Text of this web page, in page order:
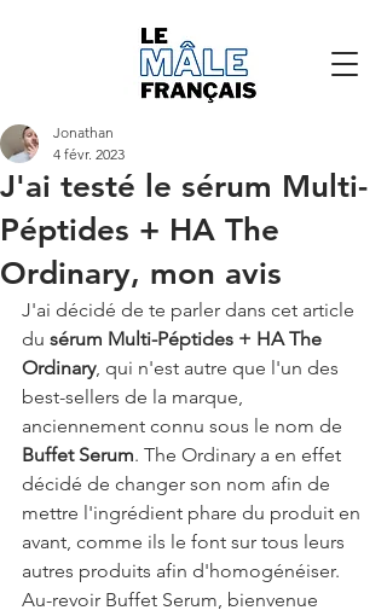
J'ai testé le sérum Multi-
Péptides + HA The
Ordinary, mon avis
Jonathan
4 févr. 2023
J'ai décidé de te parler dans cet article
du sérum Multi-Péptides + HA The
Ordinary, qui n'est autre que l'un des
best-sellers de la marque,
anciennement connu sous le nom de
Buffet Serum. The Ordinary a en effet
décidé de changer son nom afin de
mettre l'ingrédient phare du produit en
avant, comme ils le font sur tous leurs
autres produits afin d'homogénéiser.
Au-revoir Buffet Serum, bienvenue